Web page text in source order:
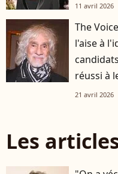
11 avril 2026
The
l'aise à
réussi à
21 avril 2026
Les